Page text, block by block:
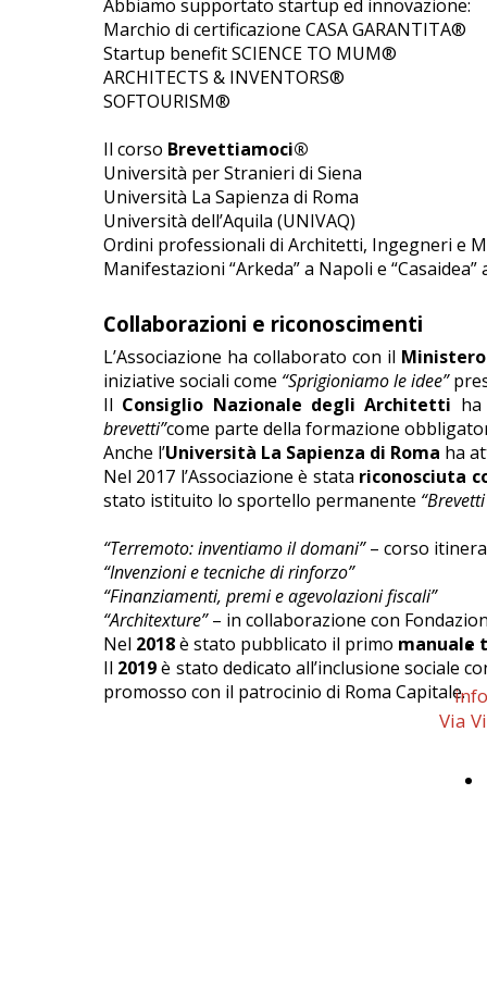
Via
Abbiamo supportato startup ed innovazione:
Marchio di certificazione CASA GARANTITA®
Startup benefit SCIENCE TO MUM®
ARCHITECTS & INVENTORS®
SOFTOURISM®
Il corso Brevettiamoci®
Università per Stranieri di Siena
Università La Sapienza di Roma
Università dell’Aquila (UNIVAQ)
Ordini professionali di Architetti, Ingegneri e
Manifestazioni “Arkeda” a Napoli e “Casaidea”
Collaborazioni e riconoscimenti
L’Associazione ha collaborato con il
iniziative sociali come “Sprigioniamo le idee”
Il Consiglio Nazionale degli Architetti
brevetti”come parte della formazione
Anche l’Università La Sapienza di Roma ha
Nel 2017 l’Associazione è stata riconosciuta
stato istituito lo sportello permanente
“Terremoto: inventiamo il domani” – corso
“Invenzioni e tecniche di rinforzo”
“Finanziamenti, premi e agevolazioni fiscali”
“Architexture” – in collaborazione con
Nel 2018è stato pubblicato il primo manuale
Il 2019è stato dedicato all’inclusione sociale
promosso con il patrocinio di Roma Capitale.